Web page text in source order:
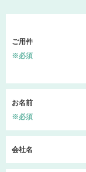
ご用件
※必須
お名前
※必須
会社名